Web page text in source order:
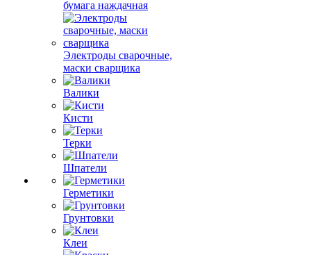
бумага наждачная
Электроды сварочные,
маски сварщика
Валики
Кисти
Терки
Шпатели
Герметики
Грунтовки
Клеи